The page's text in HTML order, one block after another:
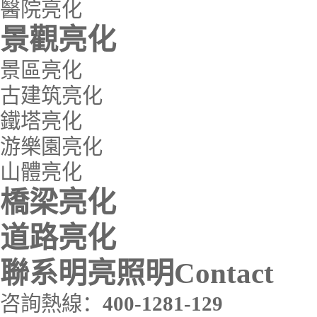
醫院亮化
景觀亮化
景區亮化
古建筑亮化
鐵塔亮化
游樂園亮化
山體亮化
橋梁亮化
道路亮化
聯系明亮照明Contact
咨詢熱線： 400-1281-129